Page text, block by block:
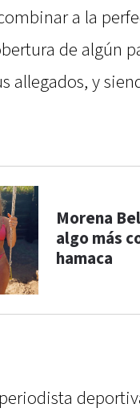
a la
de algún
allegados, y
Morena
algo más
hamaca